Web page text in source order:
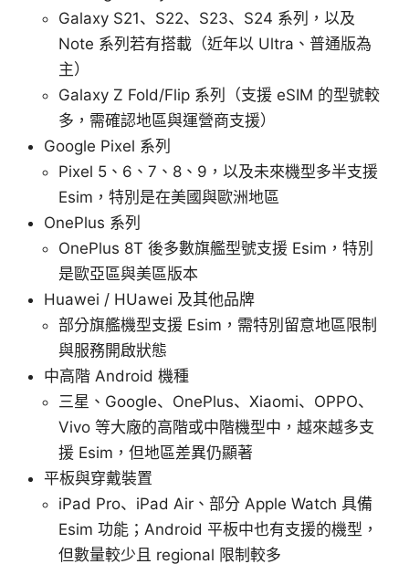
Galaxy S21、S22、S23、S24 系列，以及
Note 系列若有搭載（近年以 Ultra、普通版為
主）
Galaxy Z Fold/Flip 系列（支援 eSIM 的型號較
多，需確認地區與運營商支援）
Google Pixel 系列
Pixel 5、6、7、8、9，以及未來機型多半支援
Esim，特別是在美國與歐洲地區
OnePlus 系列
OnePlus 8T 後多數旗艦型號支援 Esim，特別
是歐亞區與美區版本
Huawei / HUawei 及其他品牌
部分旗艦機型支援 Esim，需特別留意地區限制
與服務開啟狀態
中高階 Android 機種
三星、Google、OnePlus、Xiaomi、OPPO、
Vivo 等大廠的高階或中階機型中，越來越多支
援 Esim，但地區差異仍顯著
平板與穿戴裝置
iPad Pro、iPad Air、部分 Apple Watch 具備
Esim 功能；Android 平板中也有支援的機型，
但數量較少且 regional 限制較多